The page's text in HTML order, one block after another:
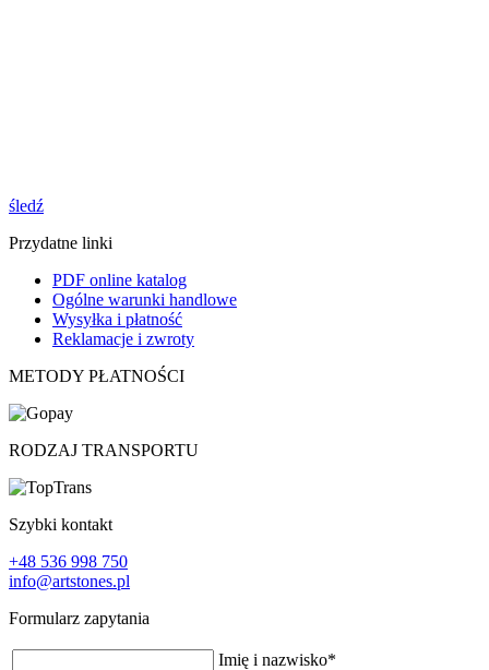
śledź
Przydatne linki
PDF online katalog
Ogólne warunki handlowe
Wysyłka i płatność
Reklamacje i zwroty
METODY PŁATNOŚCI
RODZAJ TRANSPORTU
Szybki kontakt
+48 536 998 750
info@artstones.pl
Formularz zapytania
Imię i nazwisko*